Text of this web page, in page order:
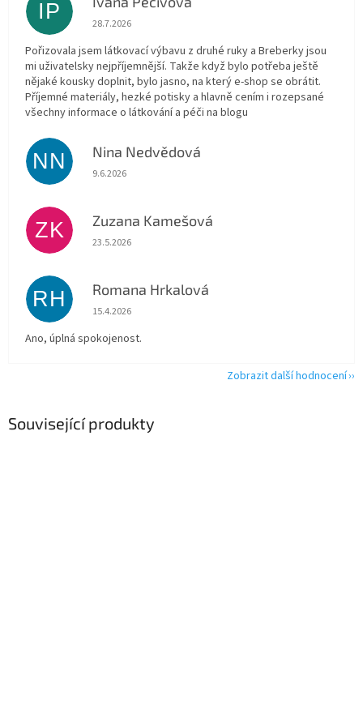
Související produkty
IP Hodnocení obchodu je 5 z 5 hvězdiček.
28.7.2026
Pořizovala jsem látkovací výbavu z druhé ruky a Breberky jsou
mi uživatelsky nejpříjemnější. Takže když bylo potřeba ještě
nějaké kousky doplnit, bylo jasno, na který e-shop se obrátit.
Příjemné materiály, hezké potisky a hlavně cením i rozepsané
všechny informace o látkování a péči na blogu
NN Nina Nedvědová
Hodnocení obchodu je 5 z 5 hvězdiček.
9.6.2026
ZK Zuzana Kamešová
Hodnocení obchodu je 5 z 5 hvězdiček.
23.5.2026
RH Romana Hrkalová
Hodnocení obchodu je 5 z 5 hvězdiček.
15.4.2026
Ano, úplná spokojenost.
Zobrazit další hodnocení